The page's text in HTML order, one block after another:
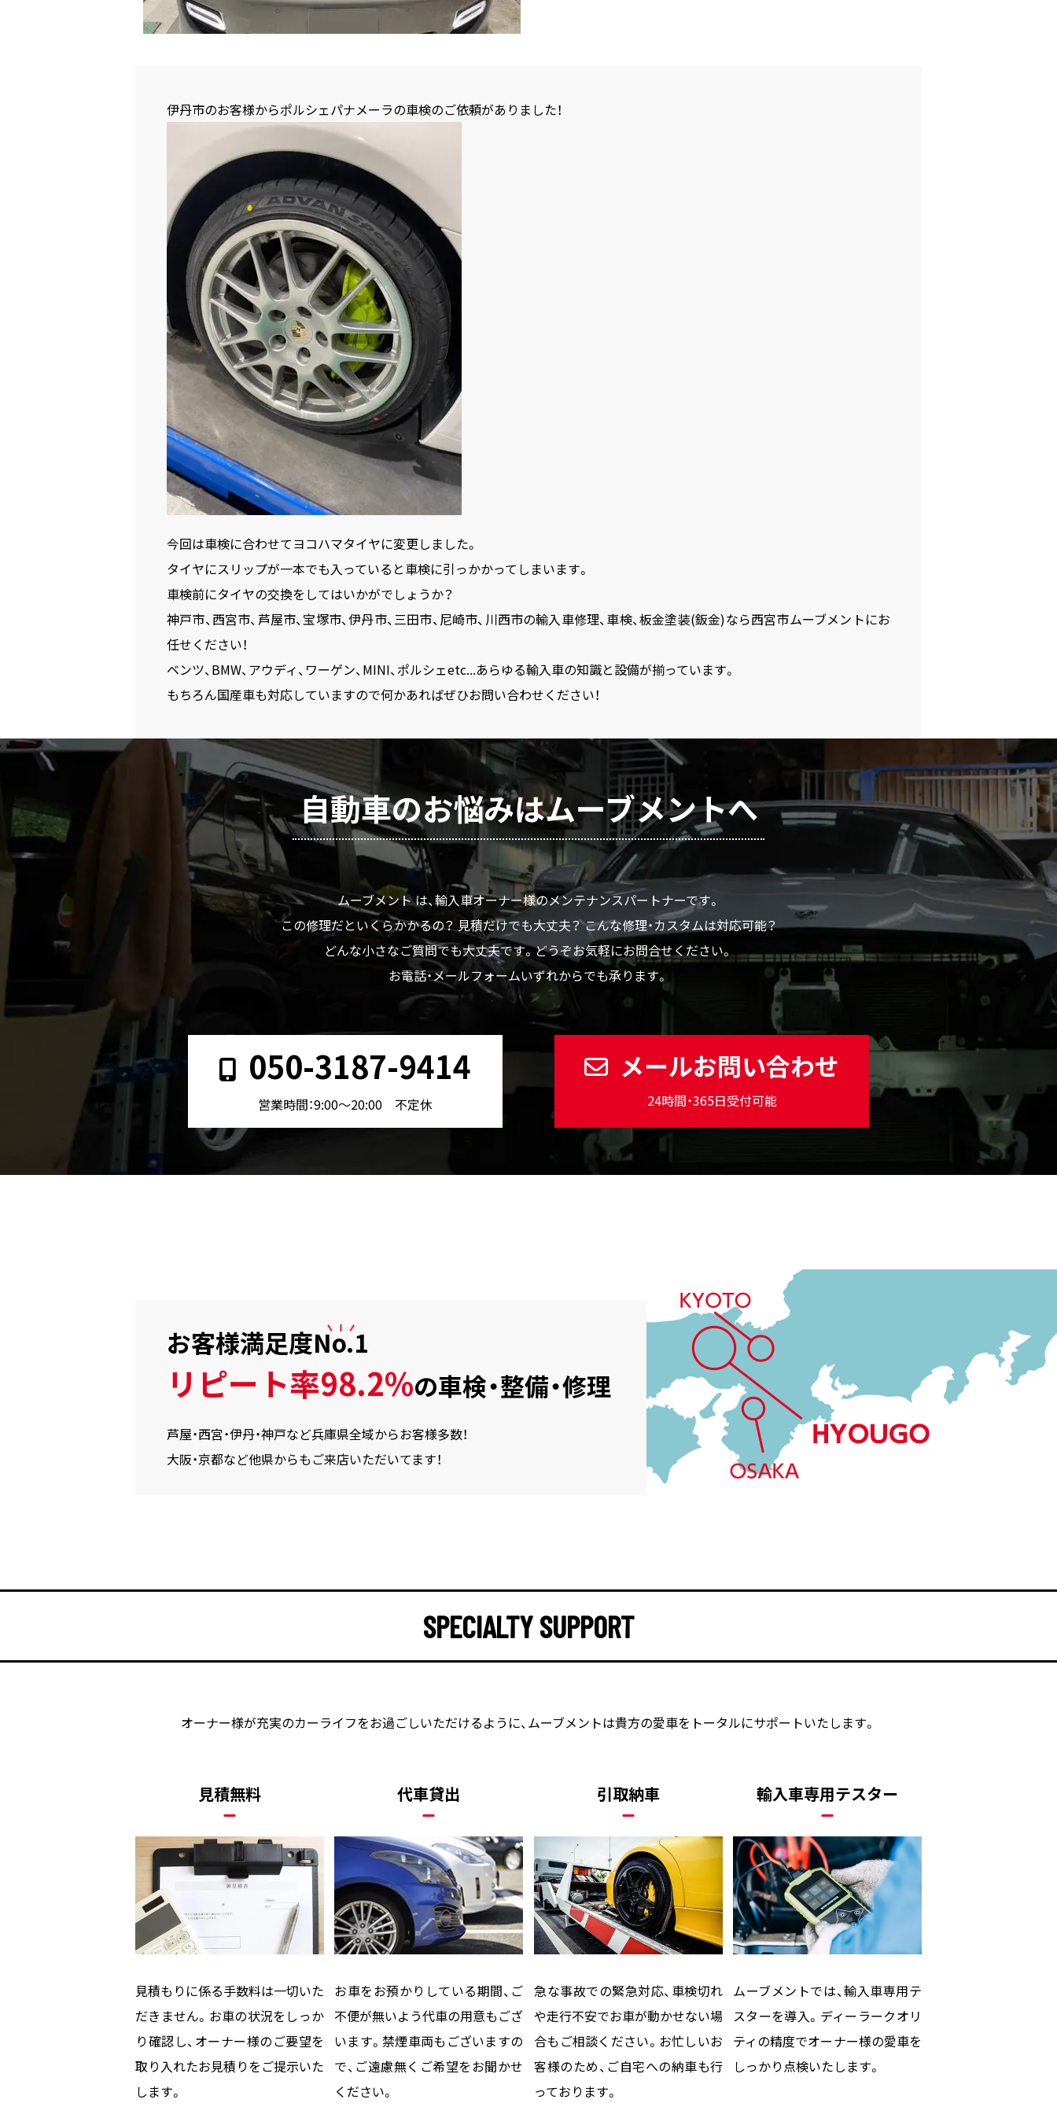
伊丹市のお客様からポルシェパナメーラの車検のご依頼がありました！
今回は車検に合わせてヨコハマタイヤに変更しました。
タイヤにスリップが一本でも入っていると車検に引っかかってしまいます。
車検前にタイヤの交換をしてはいかがでしょうか？
神戸市、西宮市、芦屋市、宝塚市、伊丹市、三田市、尼崎市、川西市の輸入車修理、車検、板金塗装(鈑金)なら西宮市ムーブメントにお
任せください！
ベンツ、BMW、アウディ、ワーゲン、MINI、ポルシェetc...あらゆる輸入車の知識と設備が揃っています。
もちろん国産車も対応していますので何かあればぜひお問い合わせください！
自動車のお悩みはムーブメントへ
ムーブメント は、輸入車オーナー様のメンテナンスパートナーです。
この修理だといくらかかるの？ 見積だけでも大丈夫？ こんな修理・カスタムは対応可能？
どんな小さなご質問でも大丈夫です。どうぞお気軽にお問合せください。
お電話・メールフォームいずれからでも承ります。
050-3187-9414
営業時間：9:00〜20:00 不定休
メールお問い合わせ
24時間・365日受付可能
お客様満足度No.1
リピート率98.2%の車検・整備・修理
芦屋・西宮・伊丹・神戸など兵庫県全域からお客様多数！
大阪・京都など他県からもご来店いただいてます！
SPECIALTY SUPPORT
オーナー様が充実のカーライフをお過ごしいただけるように、 ムーブメントは貴方の愛車をトータルにサポートいたします。
見積無料
見積もりに係る手数料は一切いた
だきません。お車の状況をしっか
り確認し、オーナー様のご要望を
取り入れたお見積りをご提示いた
します。
代車貸出
お車をお預かりしている期間、ご
不便が無いよう代車の用意もござ
います。禁煙車両もございますの
で、ご遠慮無くご希望をお聞かせ
ください。
引取納車
急な事故での緊急対応、車検切れ
や走行不安でお車が動かせない場
合もご相談ください。お忙しいお
客様のため、ご自宅への納車も行
っております。
輸入車専用テスター
ムーブメントでは、輸入車専用テ
スターを導入。ディーラークオリ
ティの精度でオーナー様の愛車を
しっかり点検いたします。